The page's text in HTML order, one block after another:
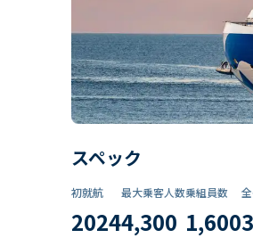
スペック
初就航
2024
最大乗客人数
4,300
乗組員数​
1,600